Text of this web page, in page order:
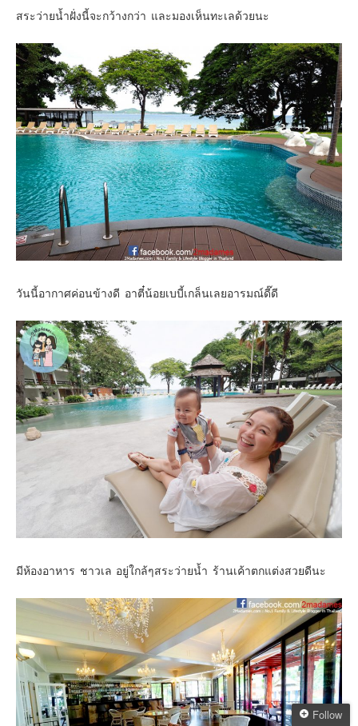
สระว่ายน้ำฝั่งนี้จะกว้างกว่า และมองเห็นทะเลด้วยนะ
วันนี้อากาศค่อนข้างดี อาตี๋น้อยเบบี้เกล็นเลยอารมณ์ดี๊ดี
มีห้องอาหาร ชาวเล อยู่ใกล้ๆสระว่ายน้ำ ร้านเค้าตกแต่งสวยดีนะ
Follow